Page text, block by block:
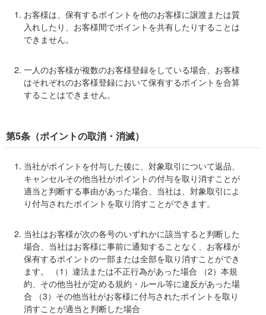
お客様は、保有するポイントを他のお客様に譲渡または質
入れしたり、お客様間でポイントを共有したりすることは
できません。
一人のお客様が複数のお客様登録をしている場合、お客様
はそれぞれのお客様登録において保有するポイントを合算
することはできません。
第5条（ポイントの取消・消滅）
当社がポイントを付与した後に、対象取引について返品、
キャンセルその他当社がポイントの付与を取り消すことが
適当と判断する事由があった場合、当社は、対象取引によ
り付与されたポイントを取り消すことができます。
当社はお客様が次の各号のいずれかに該当すると判断した
場合、当社はお客様に事前に通知することなく、お客様が
保有するポイントの一部または全部を取り消すことができ
ます。 （1）違法または不正行為があった場合 （2）本規
約、その他当社が定める規約・ルール等に違反があった場
合 （3）その他当社がお客様に付与されたポイントを取り
消すことが適当と判断した場合